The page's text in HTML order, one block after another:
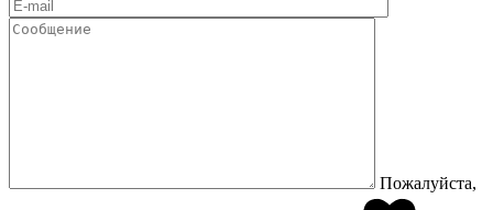
Пожалуйста,